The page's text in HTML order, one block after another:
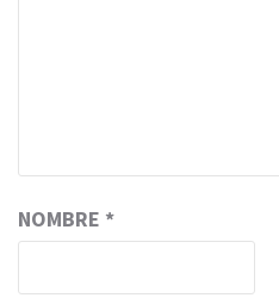
NOMBRE *